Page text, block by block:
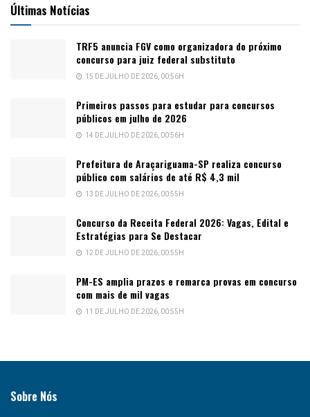
Últimas Notícias
TRF5 anuncia FGV como organizadora do próximo
concurso para juiz federal substituto
15 DE JULHO DE 2026, 00:56H
Primeiros passos para estudar para concursos
públicos em julho de 2026
14 DE JULHO DE 2026, 00:56H
Prefeitura de Araçariguama-SP realiza concurso
público com salários de até R$ 4,3 mil
13 DE JULHO DE 2026, 00:55H
Concurso da Receita Federal 2026: Vagas, Edital e
Estratégias para Se Destacar
12 DE JULHO DE 2026, 00:55H
PM-ES amplia prazos e remarca provas em concurso
com mais de mil vagas
11 DE JULHO DE 2026, 00:55H
Sobre Nós